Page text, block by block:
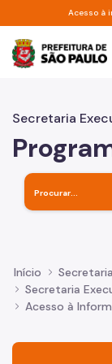
Pular para oAcesso à
Secretaria
Início
Secretaria
Acesso à